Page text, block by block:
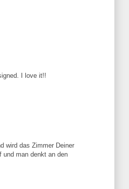
I love it!!
wird das Zimmer Deiner
und man denkt an den